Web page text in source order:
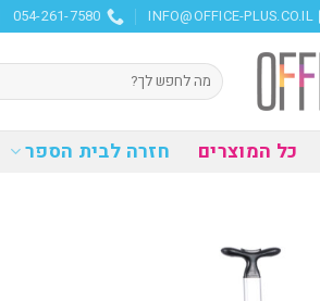
INFO@OFFICE-PLUS.CO.IL
054-261-7580
חיפוש
עבור:
כל המוצרים חזרה לבית הספר